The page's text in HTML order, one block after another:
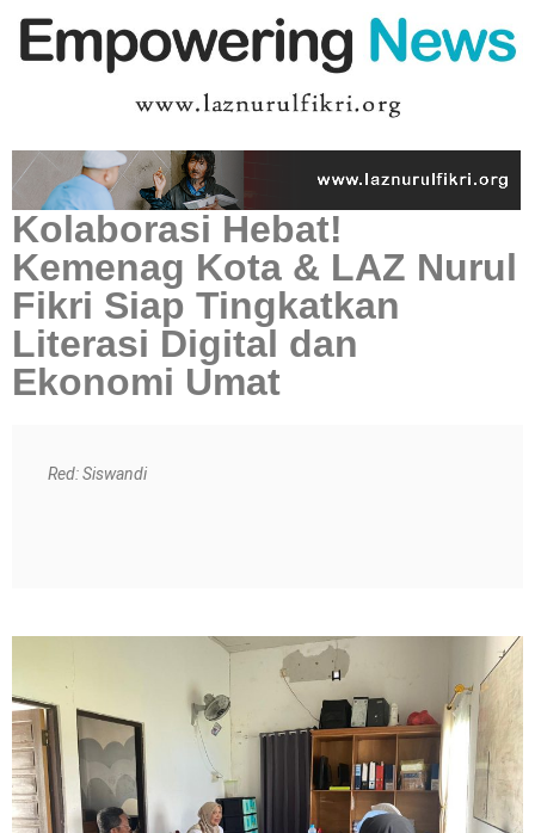
Kolaborasi Hebat!
Kemenag Kota & LAZ Nurul
Fikri Siap Tingkatkan
Literasi Digital dan
Ekonomi Umat
Red: Siswandi